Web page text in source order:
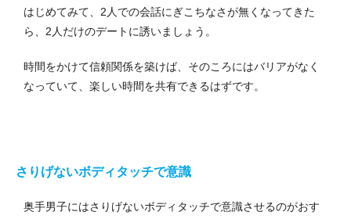
はじめてみて、2人での会話にぎこちなさが無くなってきた
ら、2人だけのデートに誘いましょう。
時間をかけて信頼関係を築けば、そのころにはバリアがなく
なっていて、楽しい時間を共有できるはずです。
さりげないボディタッチで意識
奥手男子にはさりげないボディタッチで意識させるのがおす